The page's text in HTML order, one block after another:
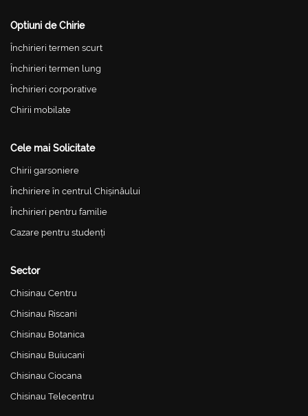
Optiuni de Chirie
Închirieri termen scurt
Închirieri termen lung
Închirieri corporative
Chirii mobilate
Cele mai Solicitate
Chirii garsoniere
Închiriere în centrul Chișinăului
Închirieri pentru familie
Cazare pentru studenți
Sector
Chisinau Centru
Chisinau Riscani
Chisinau Botanica
Chisinau Buiucani
Chisinau Ciocana
Chisinau Telecentru